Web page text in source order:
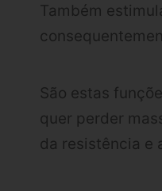
Também
São estas
quer perder
da resistência e